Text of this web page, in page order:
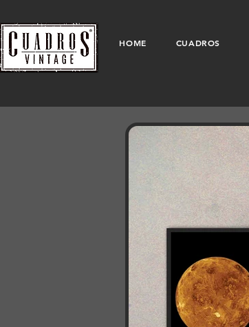
HOME CUADROS